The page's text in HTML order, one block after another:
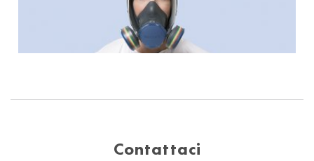
Contattaci